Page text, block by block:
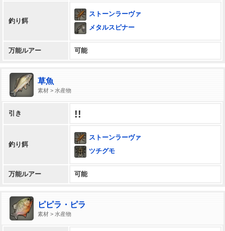
釣り餌
ストーンラーヴァ
メタルスピナー
万能ルアー 可能
草魚
素材 > 水産物
引き !!
釣り餌
ストーンラーヴァ
ツチグモ
万能ルアー 可能
ピピラ・ピラ
素材 > 水産物